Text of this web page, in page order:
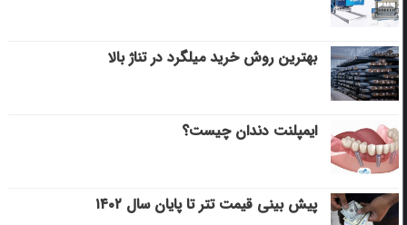
بهترین روش خرید میلگرد در تناژ بالا
ایمپلنت دندان چیست؟
پیش بینی قیمت تتر تا پایان سال ۱۴۰۲